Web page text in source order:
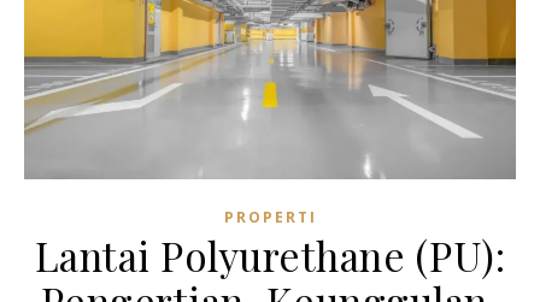
PROPERTI
Lantai Polyurethane (PU):